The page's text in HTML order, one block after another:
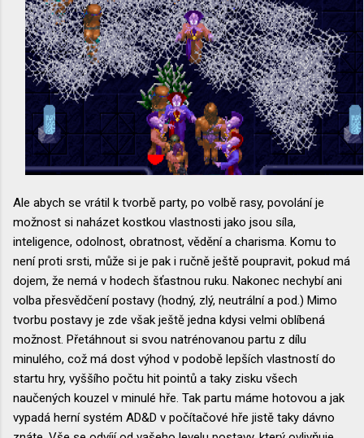
Ale abych se vrátil k tvorbě party, po volbě rasy, povolání je
možnost si naházet kostkou vlastnosti jako jsou síla,
inteligence, odolnost, obratnost, vědění a charisma. Komu to
není proti srsti, může si je pak i ručně ještě poupravit, pokud má
dojem, že nemá v hodech šťastnou ruku. Nakonec nechybí ani
volba přesvědčení postavy (hodný, zlý, neutrální a pod.) Mimo
tvorbu postavy je zde však ještě jedna kdysi velmi oblíbená
možnost. Přetáhnout si svou natrénovanou partu z dílu
minulého, což má dost výhod v podobě lepších vlastností do
startu hry, vyššího počtu hit pointů a taky zisku všech
naučených kouzel v minulé hře. Tak partu máme hotovou a jak
vypadá herní systém AD&D v počítačové hře jistě taky dávno